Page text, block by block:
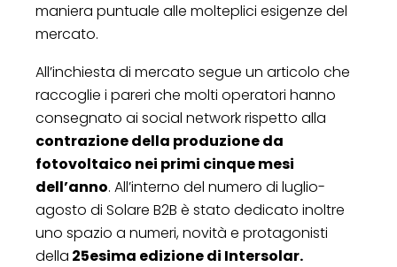
maniera puntuale alle molteplici esigenze del
mercato.
All’inchiesta di mercato segue un articolo che
raccoglie i pareri che molti operatori hanno
consegnato ai social network rispetto alla
contrazione della produzione da
fotovoltaico nei primi cinque mesi
dell’anno. All’interno del numero di luglio-
agosto di Solare B2B è stato dedicato inoltre
uno spazio a numeri, novità e protagonisti
della 25esima edizione di Intersolar.